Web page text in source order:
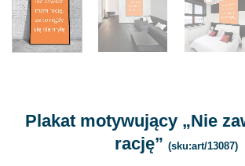
Plakat motywujący „Nie
rację” (sku:art/13087)